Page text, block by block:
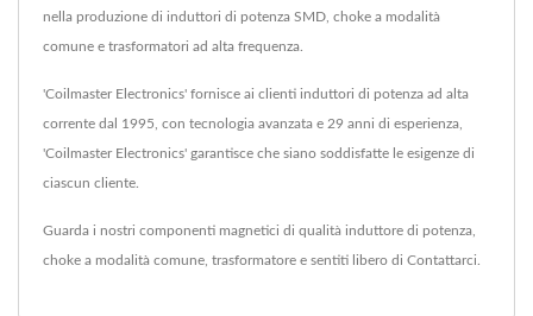
nella produzione di induttori di potenza SMD, choke a modalità
comune e trasformatori ad alta frequenza.
'Coilmaster Electronics' fornisce ai clienti induttori di potenza ad alta
corrente dal 1995, con tecnologia avanzata e 29 anni di esperienza,
'Coilmaster Electronics' garantisce che siano soddisfatte le esigenze di
ciascun cliente.
Guarda i nostri componenti magnetici di qualità induttore di potenza
choke a modalità comune trasformatore e sentiti libero di Contattarci